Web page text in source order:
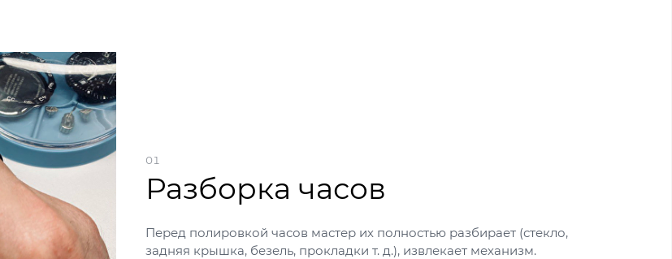
01
Разборка часов
Перед полировкой часов мастер их полностью разбирает (стекло,
задняя крышка, безель, прокладки т. д.), извлекает механизм.